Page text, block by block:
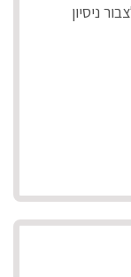
ניסיון